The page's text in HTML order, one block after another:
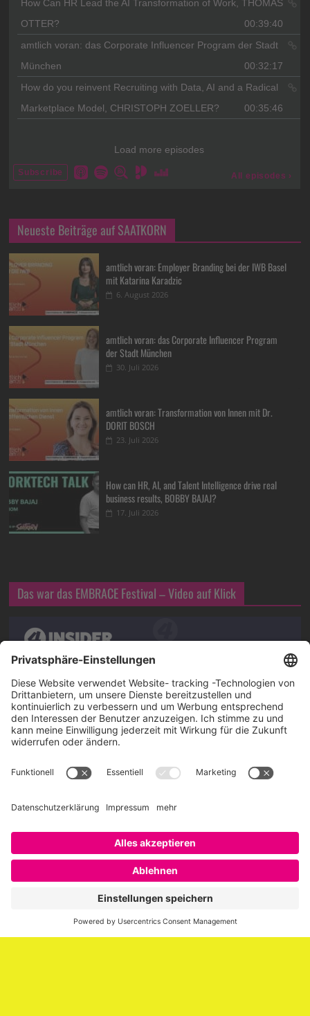
Neueste Beiträge auf SAATKORN
amtlich voran: Employer Branding bei der IWB Basel
mit Katarina Karadzic
6. August 2026
amtlich voran: das Corporate Influencer Program
der Stadt München
30. Juli 2026
amtlich voran: Transformation von Innen mit Dr.
DORIT BOSCH
23. Juli 2026
How can HR, AI, and Talent Intelligence drive real
business results, BOBBY BAJAJ?
17. Juli 2026
Das war das EMBRACE Festival – Video auf Klick
Über SAATKORN
SAATKORN ist der Blog von Gero Hesse. Seit 2009 schreibt
er über die Themen Employer Branding,